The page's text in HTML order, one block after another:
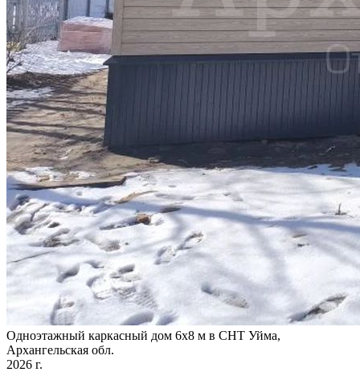
Одноэтажный каркасный дом 6х8 м в СНТ Уйма,
Архангельская обл.
2026 г.